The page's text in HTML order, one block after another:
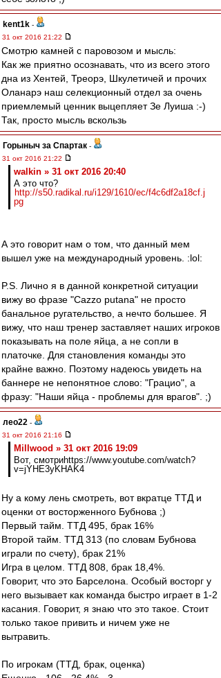
kent1k -
31 окт 2016 21:22
Смотрю камней с паровозом и мысль:
Как же приятно осознавать, что из всего этого
дна из Хентей, Треорэ, Шкулетичей и прочих
Оланарэ наш селекционный отдел за очень
приемлемый ценник выцепляет Зе Луиша :-)
Так, просто мысль вскользь
Горыныч за Спартак -
31 окт 2016 21:22
walkin » 31 окт 2016 20:40
А это что?
http://s50.radikal.ru/i129/1610/ec/f4c6df2a18cf.j
pg
А это говорит нам о том, что данный мем
вышел уже на международный уровень. :lol:
P.S. Лично я в данной конкретной ситуации
вижу во фразе "Cazzo putana" не просто
банальное ругательство, а нечто большее. Я
вижу, что наш тренер заставляет наших игроков
показывать на поле яйца, а не сопли в
платочке. Для становления команды это
крайне важно. Поэтому надеюсь увидеть на
баннере не непонятное слово: "Грацио", а
фразу: "Наши яйца - проблемы для врагов". ;)
лео22 -
31 окт 2016 21:16
Millwood » 31 окт 2016 19:09
Вот, смотриhttps://www.youtube.com/watch?
v=jYHE3yKHAK4
Ну а кому лень смотреть, вот вкратце ТТД и
оценки от восторженного Бубнова ;)
Первый тайм. ТТД 495, брак 16%
Второй тайм. ТТД 313 (по словам Бубнова
играли по счету), брак 21%
Игра в целом. ТТД 808, брак 18,4%.
Говорит, что это Барселона. Особый восторг у
него вызывает как команда быстро играет в 1-2
касания. Говорит, я знаю что это такое. Стоит
только такое привить и ничем уже не
вытравить.
По игрокам (ТТД, брак, оценка)